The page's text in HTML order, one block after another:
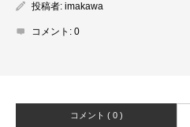
投稿者: imakawa
コメント: 0
コメント ( 0 )